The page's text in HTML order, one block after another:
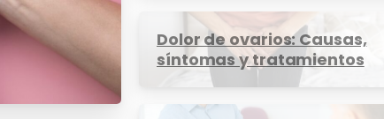
Dolor de ovarios: Causas,
síntomas y tratamientos